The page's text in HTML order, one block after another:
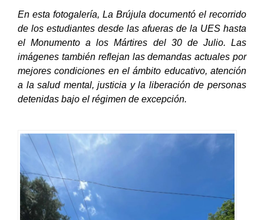
En esta fotogalería, La Brújula documentó el recorrido
de los estudiantes desde las afueras de la UES hasta
el Monumento a los Mártires del 30 de Julio. Las
imágenes también reflejan las demandas actuales por
mejores condiciones en el ámbito educativo, atención
a la salud mental, justicia y la liberación de personas
detenidas bajo el régimen de excepción.